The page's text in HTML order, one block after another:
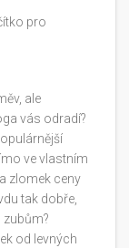
pro
ale
vás odradí?
ve vlastním
zlomek ceny
tak dobře,
zubům?
od levných